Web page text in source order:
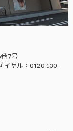
敵な五月人形が
です。配送も丁
ありがとうござ
難うござい
作しており
たら、何な
しくお願い
7号
ヤル：0120-930-